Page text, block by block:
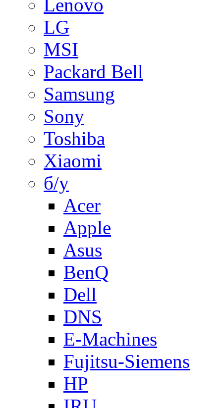
Lenovo
LG
MSI
Packard Bell
Samsung
Sony
Toshiba
Xiaomi
б/у
Acer
Apple
Asus
BenQ
Dell
DNS
E-Machines
Fujitsu-Siemens
HP